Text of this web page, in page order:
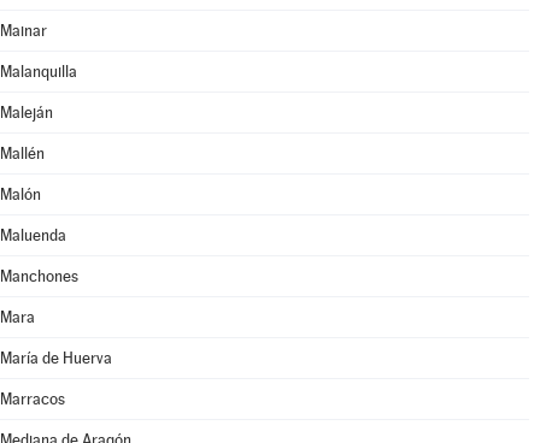
Mainar
Malanquilla
Maleján
Mallén
Malón
Maluenda
Manchones
Mara
María de Huerva
Marracos